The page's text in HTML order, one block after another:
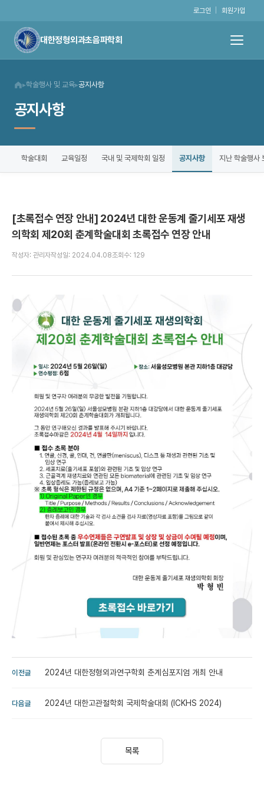
로그인 회원가입
대한정형외과초음파학회
▸학술행사 및 교육▸공지사항
공지사항
학술대회 교육일정 국내 및 국제학회 일정 공지사항 지난 학술행사
[초록접수 연장 안내] 2024년 대한 운동계 줄기세포 재생
의학회 제20회 춘계학술대회 초록접수 연장 안내
작성자: 관리자작성일: 2024.04.08조회수: 129
이전글 2024년 대한정형외과연구학회 춘계심포지엄 개최 안내
다음글 2024년 대한고관절학회 국제학술대회 (ICKHS 2024)
목록